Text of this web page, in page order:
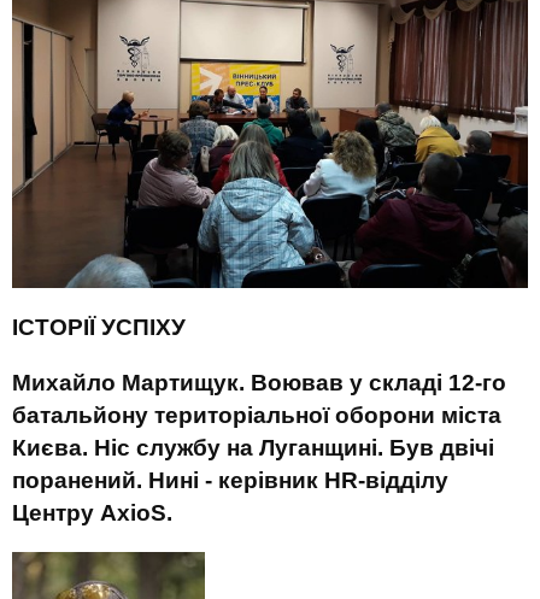
ІСТОРІЇ УСПІХУ
Михайло Мартищук. Воював у складі 12-го
батальйону територіальної оборони міста
Києва. Ніс службу на Луганщині. Був двічі
поранений. Нині - керівник HR-відділу
Центру AxioS.